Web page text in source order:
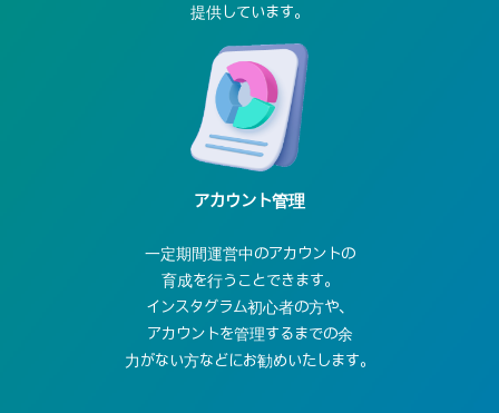
提供しています。
アカウント管理
一定期間運営中のアカウントの
育成を行うことできます。
インスタグラム初心者の方や、
アカウントを管理するまでの余
力がない方などにお勧めいたします。